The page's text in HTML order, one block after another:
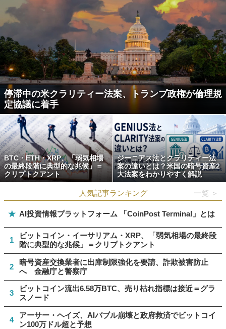
停滞中の米クラリティー法案、トランプ政権が倫理規
定協議に着手
BTC・ETH・XRP、「弱気相場
の最終段階に典型的な兆候」＝
クリプトクアント
ジーニアス法とクラリティー法
案の違いとは？米国の暗号資産2
大法案をわかりやすく解説
人気記事ランキング 一覧 ＞
★ AI投資情報プラットフォーム 「CoinPost Terminal」とは
1
ビットコイン・イーサリアム・XRP、「弱気相場の最終段
階に典型的な兆候」＝クリプトクアント
2
暗号資産交換業者に出庫制限強化を要請、詐欺被害防止
へ 金融庁と警察庁
3
ビットコイン流出6.58万BTC、売り枯れ指標は接近＝グラ
スノード
4
アーサー・ヘイズ、AIバブル崩壊と政府救済でビットコイ
ン100万ドル超と予想